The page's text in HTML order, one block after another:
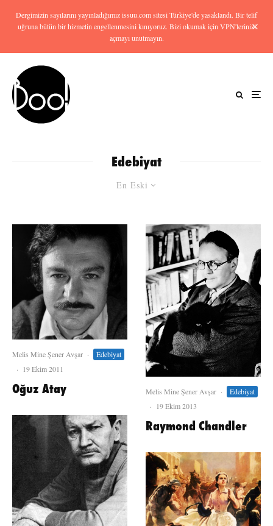
Dergimizin sayılarını yayınladığımız issuu.com sitesi Türkiye'de yasaklandı. Bir telif
uğruna bütün bir hizmetin engellenmesini kınıyoruz. Bizi okumak için VPN'lerinizi
açmayı unutmayın.
Edebiyat
En Eski
Melis Mine Şener Avşar ·
Edebiyat
·
19 Ekim 2011
Oğuz Atay Melis Mine Şener Avşar ·
Edebiyat
·
19 Ekim 2013
Raymond Chandler